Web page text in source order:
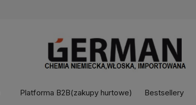
Platforma B2B(zakupy hurtowe) Bestsellery